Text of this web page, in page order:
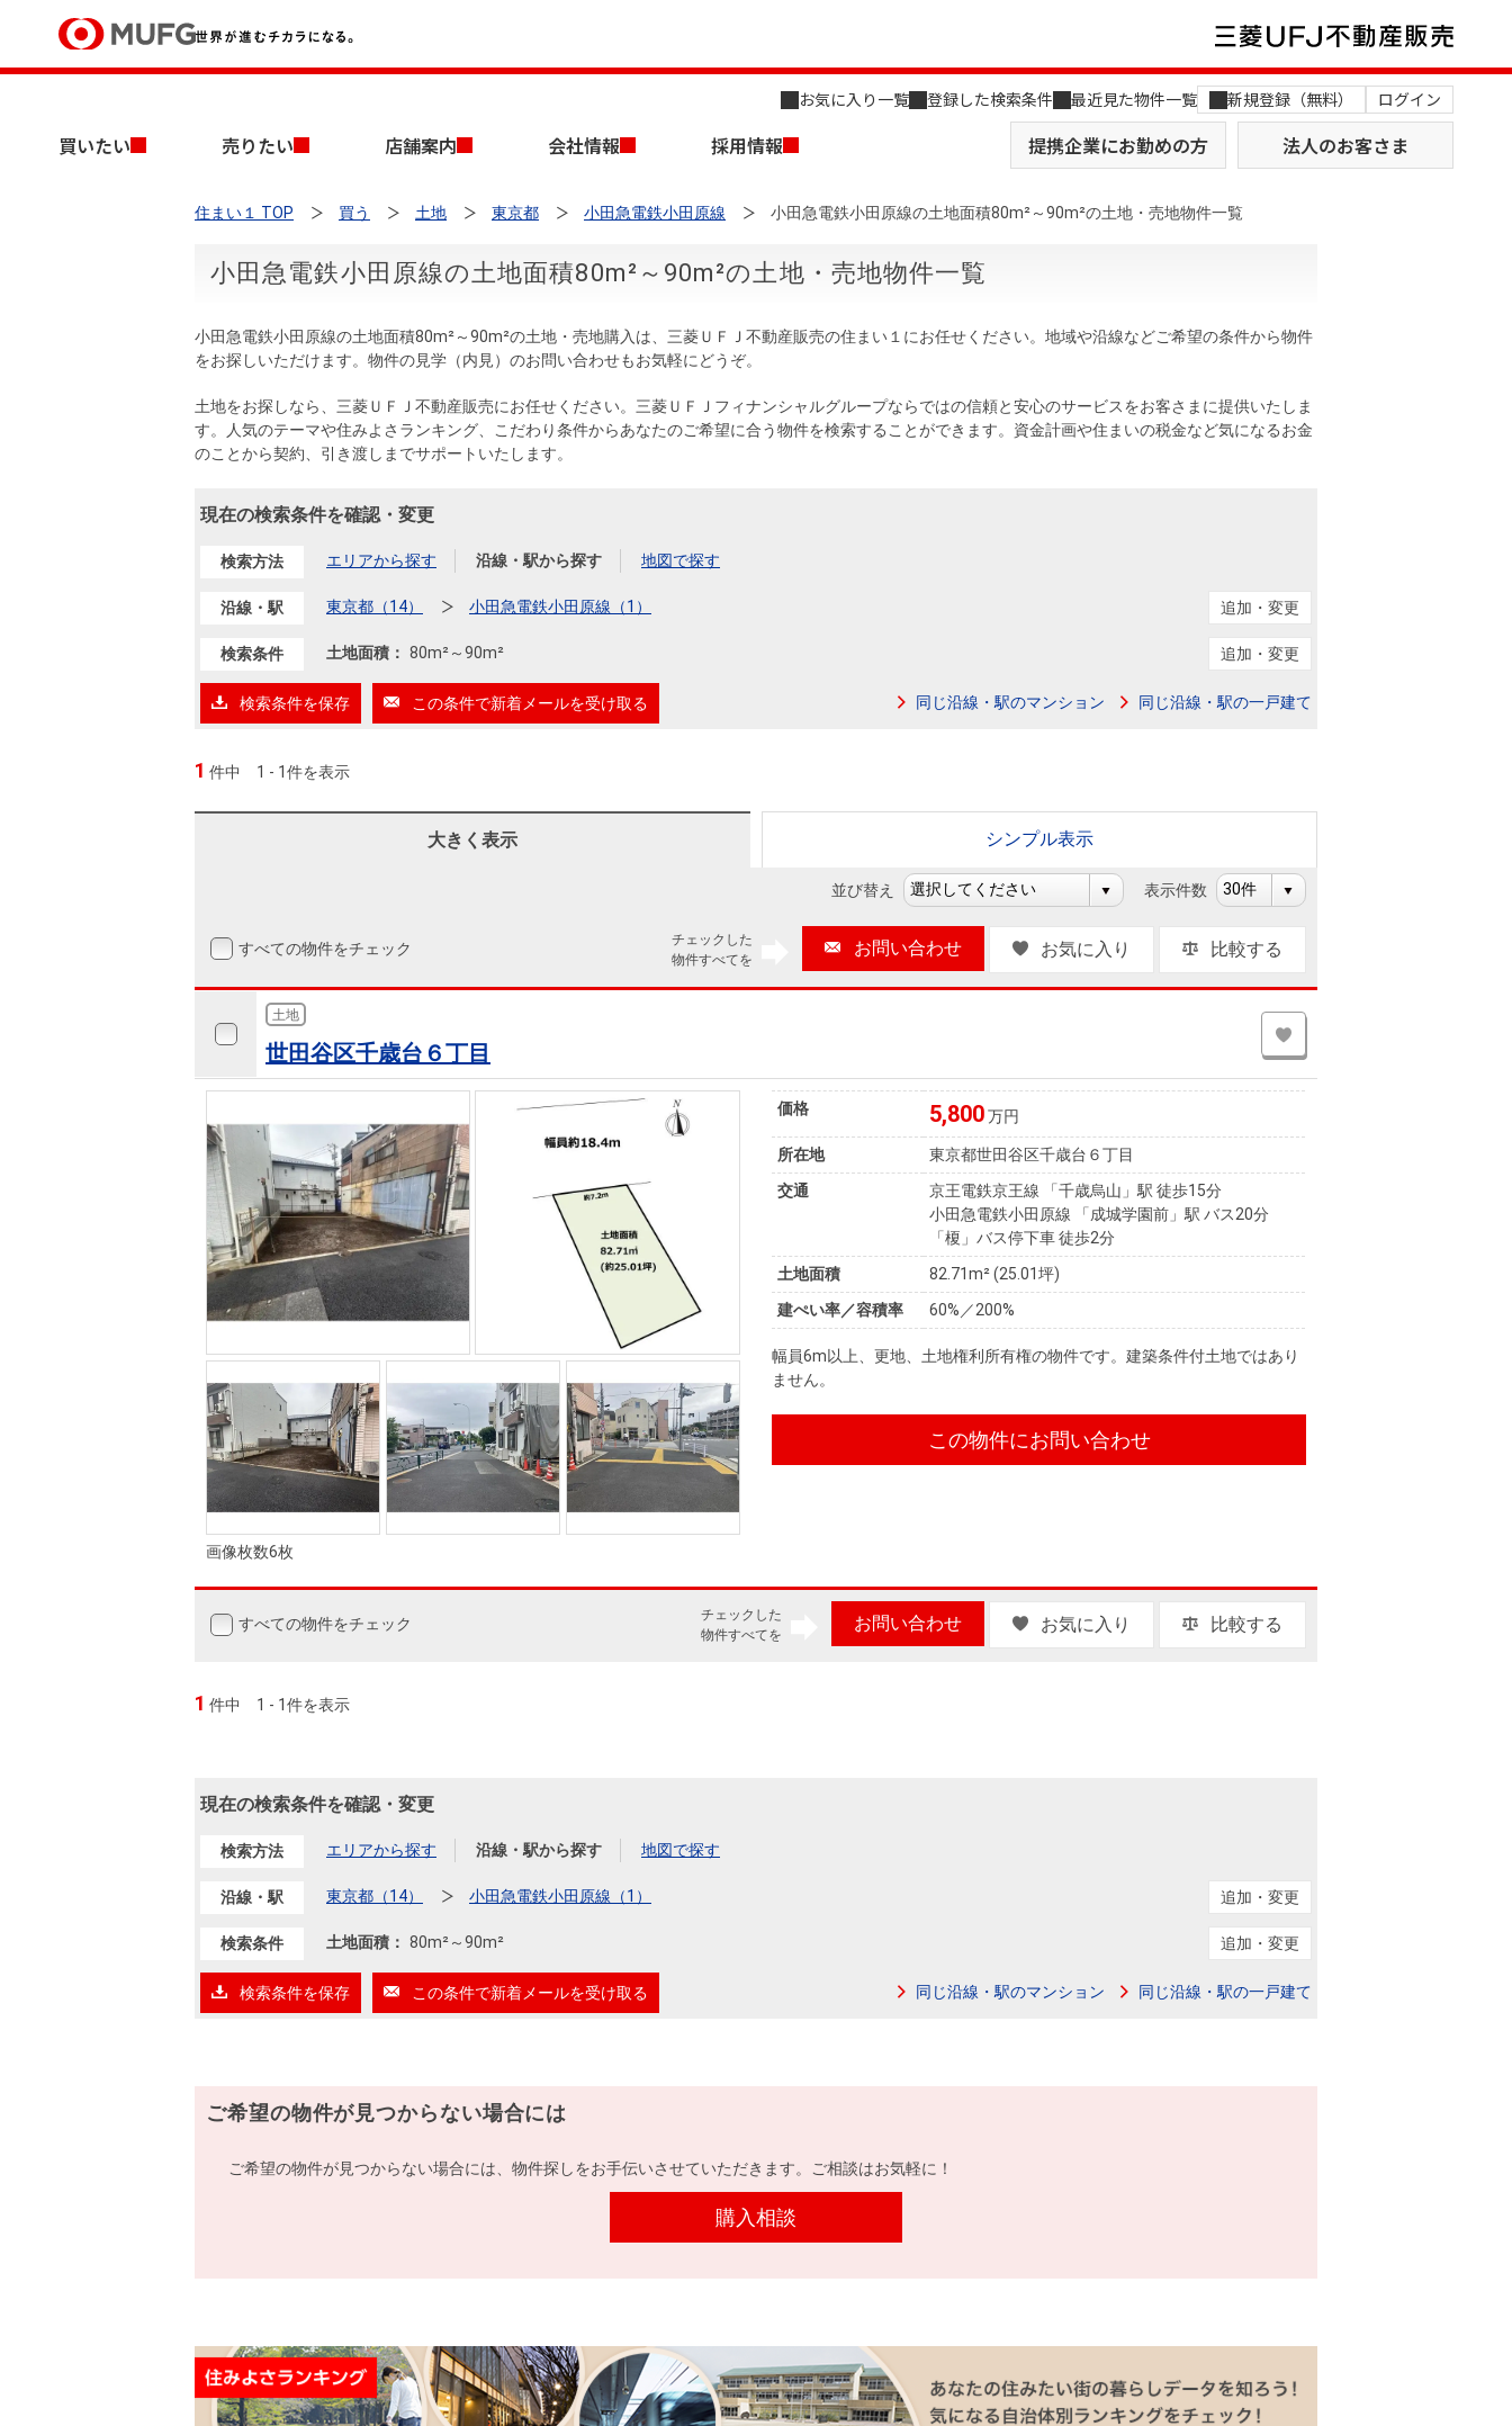
お気に入り一覧 登録した検索条件 最近見た物件一覧 新規登録（無料） ログイン
買いたい 売りたい 店舗案内 会社情報 採用情報 提携企業にお勤めの方 法人のお客さま
買いたいTOP
中古マンションを探す 新築・中古一戸建てを探す 土地を探す
購入向けサービス 住宅ローンシミュレーション 住まい1プラス（お役立ちコラム）
住まいと暮らしの税金の本（電子ブック）
売りたいTOP
無料査定 売却相談 AI不動産査定
売却向けサービス 周辺相場検索 住まい1プラス（お役立ちコラム）
住まいと暮らしの税金の本（電子ブック）
店舗案内TOP
店舗のご案内（首都圏） 店舗のご案内（名古屋）
会社情報TOP
会社概要
組織図 役員一覧
会社案内（電子ブック版）
採用情報TOP
キャリア採用情報
売りたい
住まい１ TOP 買う 土地 東京都 小田急電鉄小田原線 小田急電鉄小田原線の土地面積80m²～90m²の土地・売地物件一覧
小田急電鉄小田原線の土地面積80m²～90m²の土地・売地物件一覧
小田急電鉄小田原線の土地面積80m²～90m²の土地・売地購入は、三菱ＵＦＪ不動産販売の住まい１にお任せください。地域や沿線などご希望の条件から物件
をお探しいただけます。物件の見学（内見）のお問い合わせもお気軽にどうぞ。
土地をお探しなら、三菱ＵＦＪ不動産販売にお任せください。三菱ＵＦＪフィナンシャルグループならではの信頼と安心のサービスをお客さまに提供いたしま
す。人気のテーマや住みよさランキング、こだわり条件からあなたのご希望に合う物件を検索することができます。資金計画や住まいの税金など気になるお金
のことから契約、引き渡しまでサポートいたします。
現在の検索条件を確認・変更
検索方法 エリアから探す 沿線・駅から探す 地図で探す
沿線・駅 東京都（14） 小田急電鉄小田原線（1） 追加・変更
検索条件 土地面積： 80m²～90m² 追加・変更
検索条件を保存 この条件で新着メールを受け取る 同じ沿線・駅のマンション 同じ沿線・駅の一戸建て
1 件中 1 - 1件を表示
大きく表示 シンプル表示
並び替え 表示件数
すべての物件をチェック
チェックした
物件すべてを
お問い合わせ お気に入り 比較する
土地
世田谷区千歳台６丁目
画像枚数6枚
価格 5,800万円
所在地
東京都世田谷区千歳台６丁目
交通
京王電鉄京王線 「千歳烏山」駅 徒歩15分
小田急電鉄小田原線 「成城学園前」駅 バス20分
「榎」バス停下車 徒歩2分
土地面積
82.71m² (25.01坪)
建ぺい率／容積率
60%／200%
幅員6m以上、更地、土地権利所有権の物件です。建築条件付土地ではあり
ません。
この物件にお問い合わせ
すべての物件をチェック
チェックした
物件すべてを
お問い合わせ お気に入り 比較する
1 件中 1 - 1件を表示
現在の検索条件を確認・変更
検索方法 エリアから探す 沿線・駅から探す 地図で探す
沿線・駅 東京都（14） 小田急電鉄小田原線（1） 追加・変更
検索条件 土地面積： 80m²～90m² 追加・変更
検索条件を保存 この条件で新着メールを受け取る 同じ沿線・駅のマンション 同じ沿線・駅の一戸建て
ご希望の物件が見つからない場合には
ご希望の物件が見つからない場合には、物件探しをお手伝いさせていただきます。ご相談はお気軽に！
購入相談